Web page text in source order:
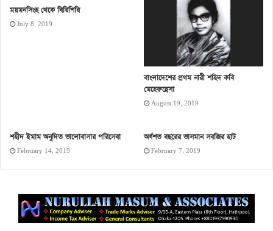
ময়মনসিংহ থেকে বিরিশিরি
July 8, 2019
বাংলাদেশের প্রথম নারী শহিদ কবি
মেহেরুন্নেসা
August 19, 2019
শহীদ ইমাম অনূদিত ভালোবাসার পরিসেবা
February 14, 2019
অর্ধশত বছরের ভাসমান সবজির হাট
February 7, 2019